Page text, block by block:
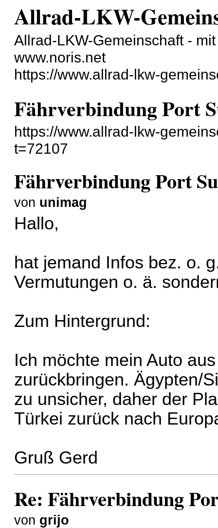
Allrad-LKW-
Allrad-LKW-Gemeinschaft -
www.noris.net
https://www.allrad-lkw-
Fährverbindung Port
https://www.allrad-lkw-
t=72107
Fährverbindung Port
von unimag
Hallo,
hat jemand Infos bez. o.
Vermutungen o. ä.
Zum Hintergrund:
Ich möchte mein Auto
zurückbringen. Ägypten/
zu unsicher, daher der
Türkei zurück nach
Gruß Gerd
Re: Fährverbindung
von grijo